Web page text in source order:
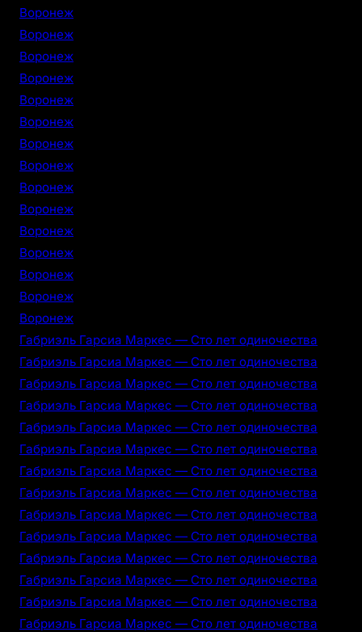
Воронеж
Воронеж
Воронеж
Воронеж
Воронеж
Воронеж
Воронеж
Воронеж
Воронеж
Воронеж
Воронеж
Воронеж
Воронеж
Воронеж
Воронеж
Габриэль Гарсиа Маркес — Сто лет одиночества
Габриэль Гарсиа Маркес — Сто лет одиночества
Габриэль Гарсиа Маркес — Сто лет одиночества
Габриэль Гарсиа Маркес — Сто лет одиночества
Габриэль Гарсиа Маркес — Сто лет одиночества
Габриэль Гарсиа Маркес — Сто лет одиночества
Габриэль Гарсиа Маркес — Сто лет одиночества
Габриэль Гарсиа Маркес — Сто лет одиночества
Габриэль Гарсиа Маркес — Сто лет одиночества
Габриэль Гарсиа Маркес — Сто лет одиночества
Габриэль Гарсиа Маркес — Сто лет одиночества
Габриэль Гарсиа Маркес — Сто лет одиночества
Габриэль Гарсиа Маркес — Сто лет одиночества
Габриэль Гарсиа Маркес — Сто лет одиночества